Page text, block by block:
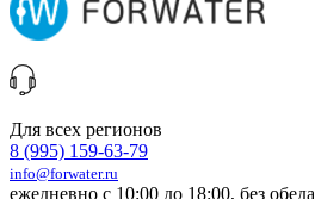
Для всех регионов
8 (995) 159-63-79
info@forwater.ru
ежедневно с 10:00 до 18:00, без обеда